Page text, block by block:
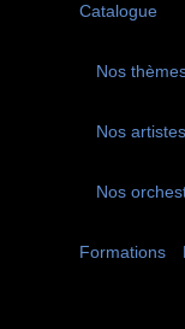
Catalogue
Nos
Nos
Nos
Formations